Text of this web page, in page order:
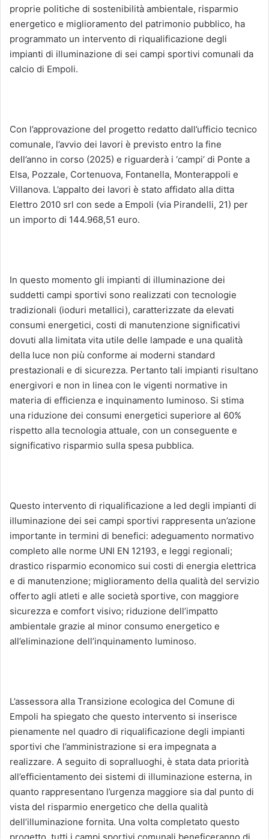
proprie politiche di sostenibilità ambientale, risparmio
energetico e miglioramento del patrimonio pubblico, ha
programmato un intervento di riqualificazione degli
impianti di illuminazione di sei campi sportivi comunali da
calcio di Empoli.
Con l’approvazione del progetto redatto dall’ufficio tecnico
comunale, l’avvio dei lavori è previsto entro la fine
dell’anno in corso (2025) e riguarderà i ‘campi’ di Ponte a
Elsa, Pozzale, Cortenuova, Fontanella, Monterappoli e
Villanova. L’appalto dei lavori è stato affidato alla ditta
Elettro 2010 srl con sede a Empoli (via Pirandelli, 21) per
un importo di 144.968,51 euro.
In questo momento gli impianti di illuminazione dei
suddetti campi sportivi sono realizzati con tecnologie
tradizionali (ioduri metallici), caratterizzate da elevati
consumi energetici, costi di manutenzione significativi
dovuti alla limitata vita utile delle lampade e una qualità
della luce non più conforme ai moderni standard
prestazionali e di sicurezza. Pertanto tali impianti risultano
energivori e non in linea con le vigenti normative in
materia di efficienza e inquinamento luminoso. Si stima
una riduzione dei consumi energetici superiore al 60%
rispetto alla tecnologia attuale, con un conseguente e
significativo risparmio sulla spesa pubblica.
Questo intervento di riqualificazione a led degli impianti di
illuminazione dei sei campi sportivi rappresenta un’azione
importante in termini di benefici: adeguamento normativo
completo alle norme UNI EN 12193, e leggi regionali;
drastico risparmio economico sui costi di energia elettrica
e di manutenzione; miglioramento della qualità del servizio
offerto agli atleti e alle società sportive, con maggiore
sicurezza e comfort visivo; riduzione dell’impatto
ambientale grazie al minor consumo energetico e
all’eliminazione dell’inquinamento luminoso.
L’assessora alla Transizione ecologica del Comune di
Empoli ha spiegato che questo intervento si inserisce
pienamente nel quadro di riqualificazione degli impianti
sportivi che l’amministrazione si era impegnata a
realizzare. A seguito di sopralluoghi, è stata data priorità
all’efficientamento dei sistemi di illuminazione esterna, in
quanto rappresentano l’urgenza maggiore sia dal punto di
vista del risparmio energetico che della qualità
dell’illuminazione fornita. Una volta completato questo
progetto, tutti i campi sportivi comunali beneficeranno di